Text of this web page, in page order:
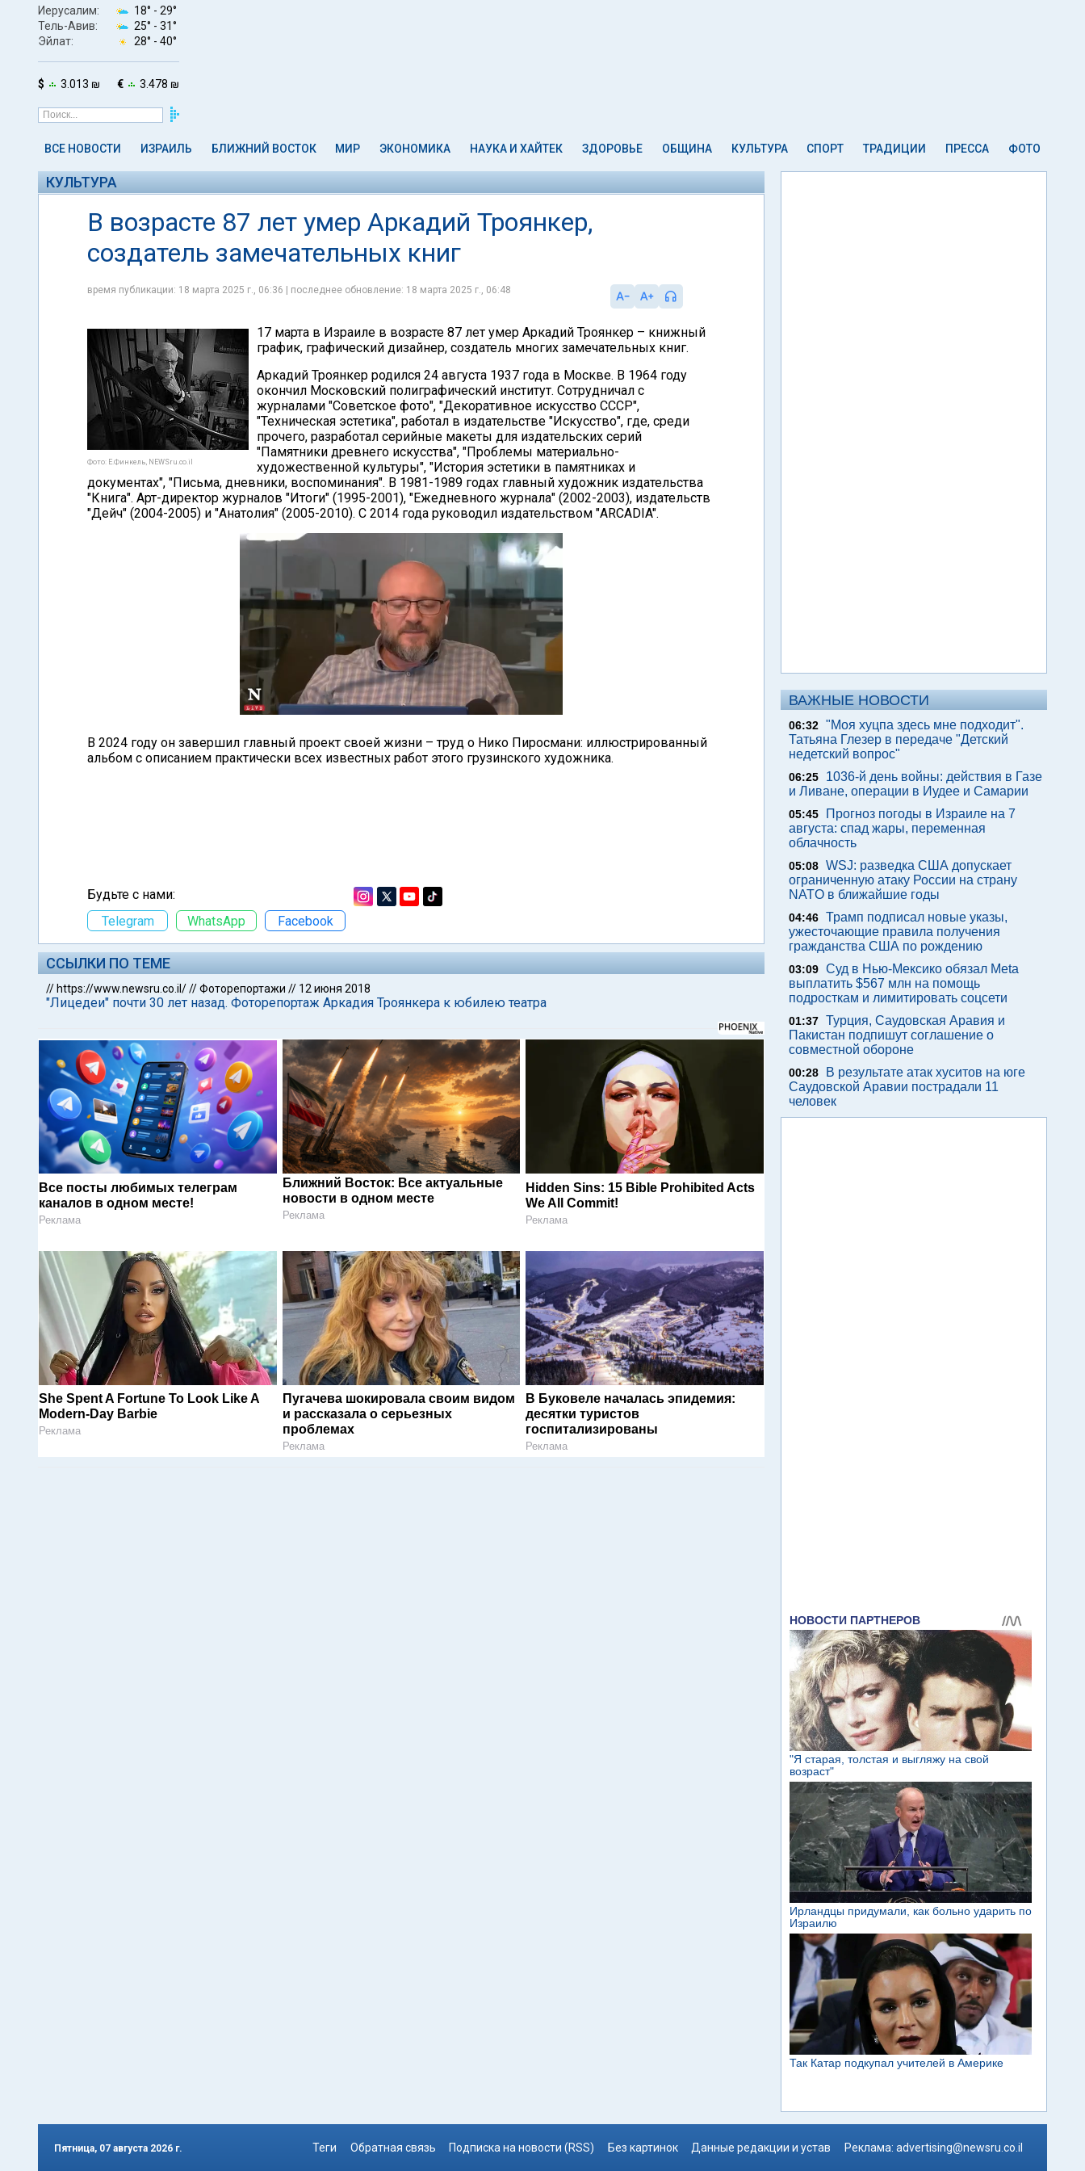
Иерусалим: 18° - 29°
Тель-Авив:
25° - 31°
Эйлат:
28° - 40°
$ 3.013 ₪ € 3.478 ₪
ВСЕ НОВОСТИ ИЗРАИЛЬ БЛИЖНИЙ ВОСТОК МИР ЭКОНОМИКА НАУКА И ХАЙТЕК ЗДОРОВЬЕ ОБЩИНА КУЛЬТУРА СПОРТ ТРАДИЦИИ ПРЕССА ФОТО
КУЛЬТУРА
В возрасте 87 лет умер Аркадий Троянкер,
создатель замечательных книг
время публикации: 18 марта 2025 г., 06:36 | последнее обновление: 18 марта 2025 г., 06:48
Фото: Е.Финкель, NEWSru.co.il
17 марта в Израиле в возрасте 87 лет умер Аркадий Троянкер – книжный
график, графический дизайнер, создатель многих замечательных книг.
Аркадий Троянкер родился 24 августа 1937 года в Москве. В 1964 году
окончил Московский полиграфический институт. Сотрудничал с
журналами "Советское фото", "Декоративное искусство СССР",
"Техническая эстетика", работал в издательстве "Искусство", где, среди
прочего, разработал серийные макеты для издательских серий
"Памятники древнего искусства", "Проблемы материально-
художественной культуры", "История эстетики в памятниках и
документах", "Письма, дневники, воспоминания". В 1981-1989 годах главный художник издательства
"Книга". Арт-директор журналов "Итоги" (1995-2001), "Ежедневного журнала" (2002-2003), издательств
"Дейч" (2004-2005) и "Анатолия" (2005-2010). С 2014 года руководил издательством "ARCADIA".
В 2024 году он завершил главный проект своей жизни – труд о Нико Пиросмани: иллюстрированный
альбом с описанием практически всех известных работ этого грузинского художника.
Будьте с нами:
Telegram
WhatsApp Facebook
ССЫЛКИ ПО ТЕМЕ
// https://www.newsru.co.il///Фоторепортажи // 12 июня 2018
"Лицедеи" почти 30 лет назад. Фоторепортаж Аркадия Троянкера к юбилею театра
Все посты любимых телеграм
каналов в одном месте!
Реклама
Ближний Восток: Все актуальные
новости в одном месте
Реклама
Hidden Sins: 15 Bible Prohibited Acts
We All Commit!
Реклама
She Spent A Fortune To Look Like A
Modern-Day Barbie
Реклама
Пугачева шокировала своим видом
и рассказала о серьезных
проблемах
Реклама
В Буковеле началась эпидемия:
десятки туристов
госпитализированы
Реклама
ВАЖНЫЕ НОВОСТИ
06:32 "Моя хуцпа здесь мне подходит".
Татьяна Глезер в передаче "Детский
недетский вопрос"
06:25
1036-й день войны: действия в Газе
и Ливане, операции в Иудее и Самарии
05:45
Прогноз погоды в Израиле на 7
августа: спад жары, переменная
облачность
05:08 WSJ: разведка США допускает
ограниченную атаку России на страну
NATO в ближайшие годы
04:46 Трамп подписал новые указы,
ужесточающие правила получения
гражданства США по рождению
03:09 Суд в Нью-Мексико обязал Meta
выплатить $567 млн на помощь
подросткам и лимитировать соцсети
01:37 Турция, Саудовская Аравия и
Пакистан подпишут соглашение о
совместной обороне
00:28
В результате атак хуситов на юге
Саудовской Аравии пострадали 11
человек
Пятница, 07 августа 2026 г. Теги Обратная связь Подписка на новости (RSS) Без картинок Данные редакции и устав Реклама: advertising@newsru.co.il